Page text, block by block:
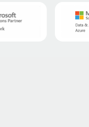
op Medium